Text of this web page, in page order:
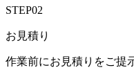
STEP02
お見積り
作業前にお見積りをご提